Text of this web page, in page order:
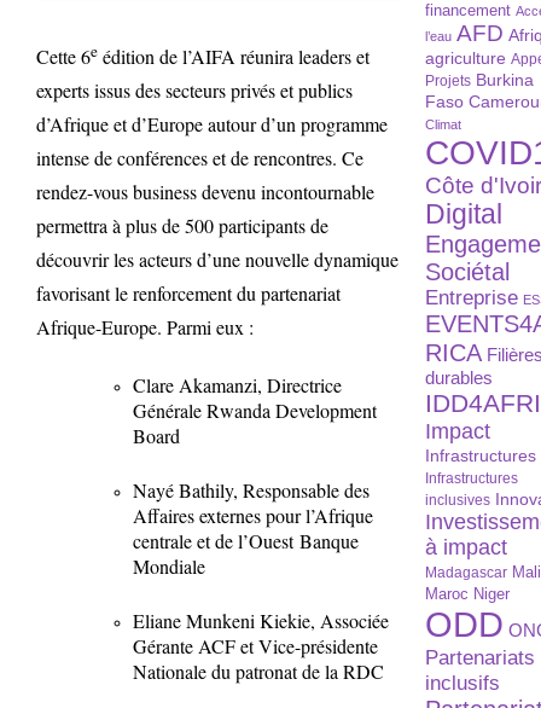
Cette 6e édition de l’AIFA réunira leaders et
experts issus des secteurs privés et publics
d’Afrique et d’Europe autour d’un programme
intense de conférences et de rencontres. Ce
rendez-vous business devenu incontournable
permettra à plus de 500 participants de
découvrir les acteurs d’une nouvelle dynamique
favorisant le renforcement du partenariat
Afrique-Europe. Parmi eux :
Clare Akamanzi, Directrice
Générale Rwanda Development
Board
Nayé Bathily, Responsable des
Affaires externes pour l’Afrique
centrale et de l’Ouest Banque
Mondiale
Eliane Munkeni Kiekie, Associée
Gérante ACF et Vice-présidente
Nationale du patronat de la RDC
financement
l’eau AFD
agriculture
Projets Burkina
Faso
Climat
Côte
Digital
Sociétal
Entreprise
RICA
durables
Impact
Infrastructures
Infrastructures
inclusives
à impact
Madagascar Mali
Maroc Niger
ODD
Partenariats
inclusifs